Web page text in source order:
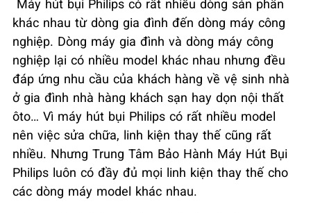
Máy hút bụi Philips có rất nhiều dòng sản phẩn
khác nhau từ dòng gia đình đến dòng máy công
nghiệp. Dòng máy gia đình và dòng máy công
nghiệp lại có nhiều model khác nhau nhưng đều
đáp ứng nhu cầu của khách hàng về vệ sinh nhà
ở gia đình nhà hàng khách sạn hay dọn nội thất
ôto… Vì máy hút bụi Philips có rất nhiều model
nên việc sửa chữa, linh kiện thay thế cũng rất
nhiều. Nhưng Trung Tâm Bảo Hành Máy Hút Bụi
Philips luôn có đầy đủ mọi linh kiện thay thế cho
các dòng máy model khác nhau.